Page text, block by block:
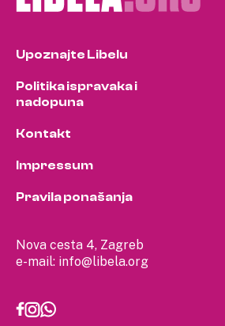
Nova cesta 4, Zagreb
e-mail: info@libela.org
Upoznajte Libelu
Politika ispravaka i
nadopuna
Kontakt
Impressum
Pravila ponašanja